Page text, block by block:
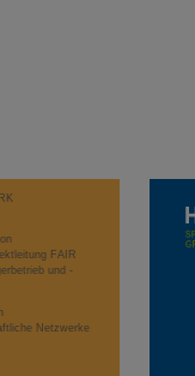
FAIR
und -
Netzwerke